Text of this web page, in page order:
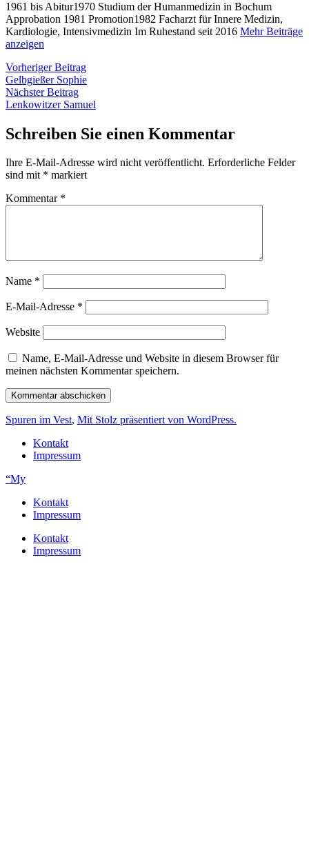
1961 bis Abitur1970 Studium der Humanmedizin in Bochum
Approbation 1981 Promotion1982 Facharzt für Innere Medizin,
Kardiologie, Intensivmedizin Im Ruhestand seit 2016 Mehr Beiträge
anzeigen
Beitragsnavigation
Vorheriger BeitragVorheriger
Beitrag:
Gelbgießer Sophie
Nächster BeitragNächster
Beitrag:
Lenkowitzer Samuel
Schreiben Sie einen Kommentar
Ihre E-Mail-Adresse wird nicht veröffentlicht. Erforderliche Felder
sind mit * markiert
Kommentar *
Name *
E-Mail-Adresse *
Website
Name, E-Mail-Adresse und Website in diesem Browser für
meinen nächsten Kommentar speichern.
Spuren im Vest, Mit Stolz präsentiert von WordPress.
Kontakt
Impressum
“My
Kontakt
Impressum
Kontakt
Impressum